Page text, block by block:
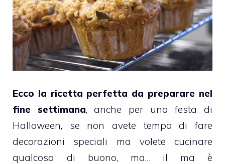
Ecco la ricetta perfetta da preparare nel
fine settimana, anche per una festa di
Halloween, se non avete tempo di fare
decorazioni speciali ma volete cucinare
qualcosa di buono, ma… il ma è